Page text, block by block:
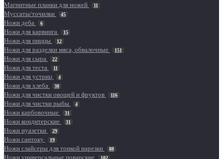
Магнитные планки для ножей 11
Муссаты/точилки 45
Ножи деба 6
Ножи для карвинга 15
Ножи для пиццы 12
Ножи для разделки мяса, обвалочные 151
Ножи для сыра 22
Ножи для теста 11
Ножи для устриц 4
Ножи для хлеба 38
Ножи для чистки овощей и фруктов 116
Ножи для чистки рыбы 4
Ножи карбовочные 31
Ножи кондитерские 31
Ножи нуазетки 29
Ножи сантоку 19
Ножи слайсеры для тонкой нарезки 88
Ножи универсальные поварские 102